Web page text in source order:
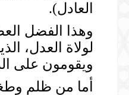
العادل).
وهذا الفضل
لولاة العدل،
ويقومون على
أما من ظلم